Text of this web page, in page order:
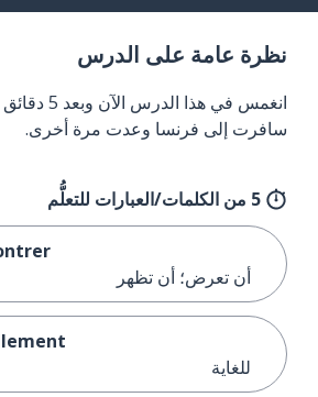
نظرة عامة على الدرس
انغمس في هذا
سافرت إلى فرنسا وعدت مرة أخرى.
5 من الكلمات/العبارات للتعلُّم
أن تعرض؛ أن تظهر
للغاية